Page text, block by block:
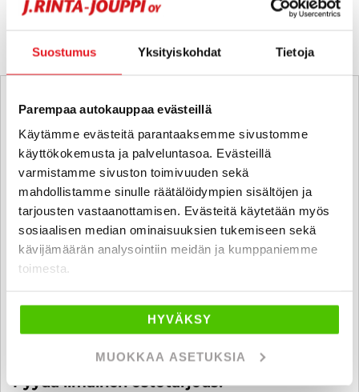
Suostumus Yksityiskohdat Tietoja
Parempaa autokauppaa evästeillä
Käytämme evästeitä parantaaksemme sivustomme
käyttökokemusta ja palveluntasoa. Evästeillä
varmistamme sivuston toimivuuden sekä
mahdollistamme sinulle räätälöidympien sisältöjen ja
tarjousten vastaanottamisen. Evästeitä käytetään myös
sosiaalisen median ominaisuuksien tukemiseen sekä
kävijämäärän analysointiin meidän ja kumppaniemme
toimesta.
HYVÄKSY
MUOKKAA ASETUKSIA
KATSO VASTAAVANLAISET AUTOT
Ostamme alle 225 tkm ajettuja autoja.
Pyydä ilmainen ostotarjous!